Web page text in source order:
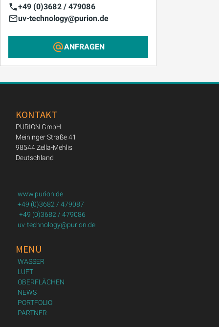
+49 (0)3682 / 479086
uv-technology@purion.de
ANFRAGEN
KONTAKT
PURION GmbH
Meininger Straße 41
98544 Zella-Mehlis
Deutschland
www.purion.de
+49 (0)3682 / 479087
+49 (0)3682 / 479086
uv-technology@purion.de
MENÜ
WASSER
LUFT
OBERFLÄCHEN
NEWS
PORTFOLIO
PARTNER